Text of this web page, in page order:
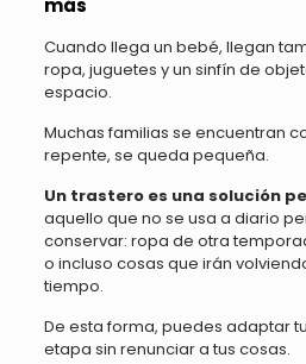
más
Cuando llega un bebé, llegan
ropa, juguetes y un sinfín de
espacio.
Muchas familias se encuentran
repente, se queda pequeña.
Un trastero es una solución
aquello que no se usa a diario
conservar: ropa de otra
o incluso cosas que irán
tiempo.
De esta forma, puedes adaptar
etapa sin renunciar a tus cosas.